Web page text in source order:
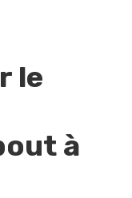
le
à